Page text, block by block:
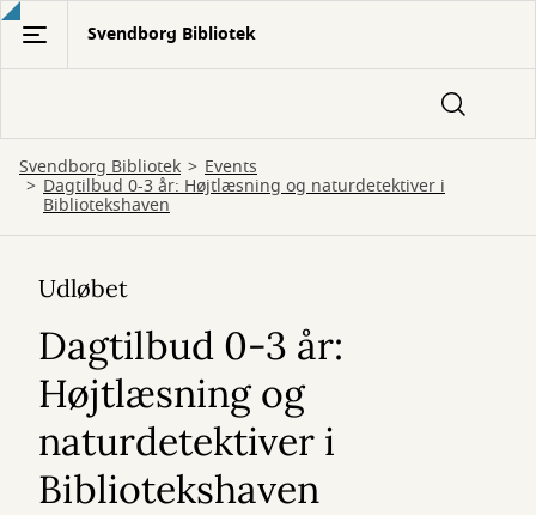
Gå
hovedindhold
Svendborg Bibliotek
Svendborg Bibliotek Events
Dagtilbud 0-3 år: Højtlæsning og naturdetektiver i
Bibliotekshaven
Udløbet
Dagtilbud 0-3 år:
Højtlæsning og
naturdetektiver i
Bibliotekshaven